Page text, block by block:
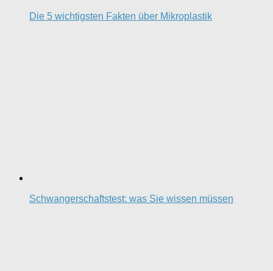
Die 5 wichtigsten Fakten über Mikroplastik
Schwangerschaftstest: was Sie wissen müssen